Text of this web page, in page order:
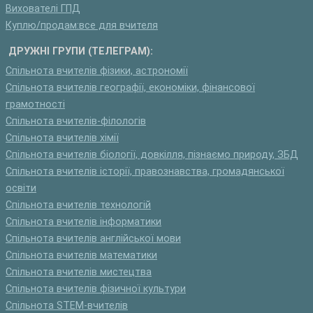
Вихователі ГПД
Куплю/продам:все для вчителя
ДРУЖНІ ГРУПИ (ТЕЛЕГРАМ):
Спільнота вчителів фізики, астрономії
Спільнота вчителів географії, економіки, фінансової
грамотності
Спільнота вчителів-філологів
Спільнота вчителів хімії
Спільнота вчителів біології, довкілля, пізнаємо природу, ЗБД
Спільнота вчителів історії, правознавства, громадянської
освіти
Спільнота вчителів технологій
Спільнота вчителів інформатики
Спільнота вчителів англійської мови
Спільнота вчителів математики
Спільнота вчителів мистецтва
Спільнота вчителів фізичної культури
Спільнота STEM-вчителів